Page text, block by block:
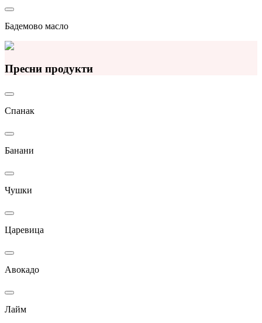
Бадемово масло
Пресни продукти
Спанак
Банани
Чушки
Царевица
Авокадо
Лайм